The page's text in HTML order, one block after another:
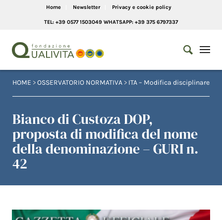
Home Newsletter Privacy e cookie policy
TEL: +39 0577 1503049 WHATSAPP: +39 375 6797337
HOME >OSSERVATORIO NORMATIVA > ITA – Modifica disciplinare
Bianco di Custoza DOP,
proposta di modifica del nome
della denominazione – GURI n.
42